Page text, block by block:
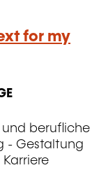
for my
und berufliche
- Gestaltung